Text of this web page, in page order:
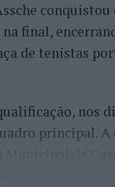
final,
de tenistas
nos
principal.